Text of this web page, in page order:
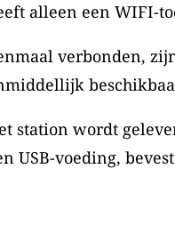
alleen een WIFI-
verbonden,
station wordt
USB-voeding,